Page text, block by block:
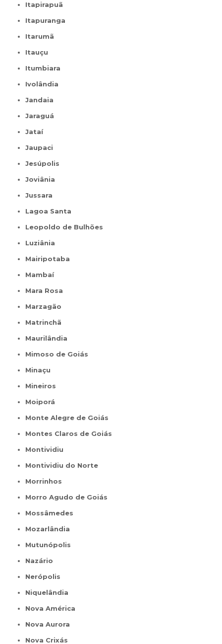
Itapirapuã
Itapuranga
Itarumã
Itauçu
Itumbiara
Ivolândia
Jandaia
Jaraguá
Jataí
Jaupaci
Jesúpolis
Joviânia
Jussara
Lagoa Santa
Leopoldo de Bulhões
Luziânia
Mairipotaba
Mambaí
Mara Rosa
Marzagão
Matrinchã
Maurilândia
Mimoso de Goiás
Minaçu
Mineiros
Moiporá
Monte Alegre de Goiás
Montes Claros de Goiás
Montividiu
Montividiu do Norte
Morrinhos
Morro Agudo de Goiás
Mossâmedes
Mozarlândia
Mutunópolis
Nazário
Nerópolis
Niquelândia
Nova América
Nova Aurora
Nova Crixás